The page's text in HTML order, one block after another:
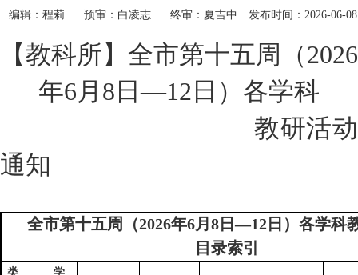
编辑：程莉 预审：白凌志 终审：夏吉中 发布时间：2026-06-08
【教科所】全市第十五周（2026
年6月8日—12日）各学科
教研活动
通知
全市第十五周（2026年6月8日—12日）各学科
目录索引
类
学